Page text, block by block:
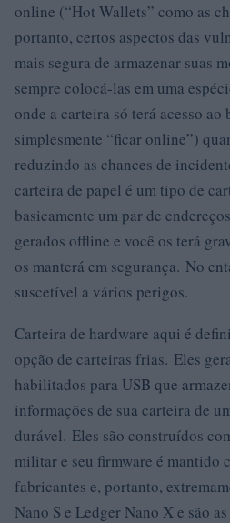
online (“Hot Wallets” como as
portanto, certos aspectos das
mais segura de armazenar suas
sempre colocá-las em uma
onde a carteira só terá acesso
simplesmente “ficar online”)
reduzindo as chances de
carteira de papel é um tipo de
basicamente um par de
gerados offline e você os terá
os manterá em segurança. No
suscetível a vários perigos.
Carteira de hardware aqui é
opção de carteiras frias. Eles
habilitados para USB que
informações de sua carteira de
durável. Eles são construídos
militar e seu firmware é mantido
fabricantes e, portanto,
Nano S e Ledger Nano X e são